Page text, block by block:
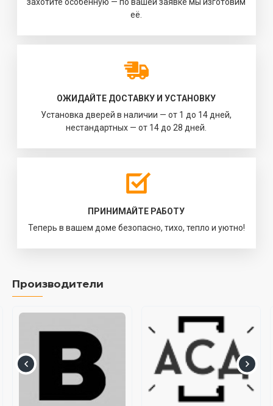
её.
ОЖИДАЙТЕ ДОСТАВКУ И УСТАНОВКУ
Установка дверей в наличии — от 1 до 14 дней,
нестандартных — от 14 до 28 дней.
ПРИНИМАЙТЕ РАБОТУ
Теперь в вашем доме безопасно, тихо, тепло и уютно!
Производители